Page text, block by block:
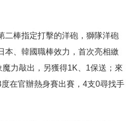
二棒指定打擊的洋砲，獅隊洋砲
本、韓國職棒效力，首次亮相繳
魔力敲出，另獲得1K 1保送；來
度在官辦熱身賽出賽， 4支0尋找手